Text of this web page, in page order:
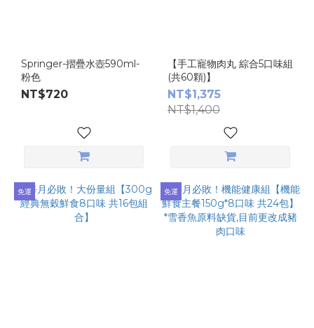
Springer-摺疊水壺590ml-
粉色
NT$720
【手工寵物肉丸 綜合5口味組
(共60顆)】
NT$1,375
NT$1,400
免運 免運